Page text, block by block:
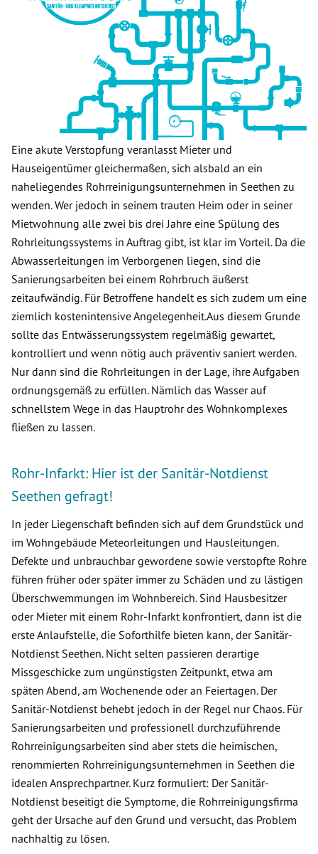
Eine akute Verstopfung veranlasst Mieter und
Hauseigentümer gleichermaßen, sich alsbald an ein
naheliegendes Rohrreinigungsunternehmen in Seethen zu
wenden. Wer jedoch in seinem trauten Heim oder in seiner
Mietwohnung alle zwei bis drei Jahre eine Spülung des
Rohrleitungssystems in Auftrag gibt, ist klar im Vorteil. Da die
Abwasserleitungen im Verborgenen liegen, sind die
Sanierungsarbeiten bei einem Rohrbruch äußerst
zeitaufwändig. Für Betroffene handelt es sich zudem um eine
ziemlich kostenintensive Angelegenheit.Aus diesem Grunde
sollte das Entwässerungssystem regelmäßig gewartet,
kontrolliert und wenn nötig auch präventiv saniert werden.
Nur dann sind die Rohrleitungen in der Lage, ihre Aufgaben
ordnungsgemäß zu erfüllen. Nämlich das Wasser auf
schnellstem Wege in das Hauptrohr des Wohnkomplexes
fließen zu lassen.
Rohr-Infarkt: Hier ist der Sanitär-Notdienst
Seethen gefragt!
In jeder Liegenschaft befinden sich auf dem Grundstück und
im Wohngebäude Meteorleitungen und Hausleitungen.
Defekte und unbrauchbar gewordene sowie verstopfte Rohre
führen früher oder später immer zu Schäden und zu lästigen
Überschwemmungen im Wohnbereich. Sind Hausbesitzer
oder Mieter mit einem Rohr-Infarkt konfrontiert, dann ist die
erste Anlaufstelle, die Soforthilfe bieten kann, der Sanitär-
Notdienst Seethen. Nicht selten passieren derartige
Missgeschicke zum ungünstigsten Zeitpunkt, etwa am
späten Abend, am Wochenende oder an Feiertagen. Der
Sanitär-Notdienst behebt jedoch in der Regel nur Chaos. Für
Sanierungsarbeiten und professionell durchzuführende
Rohrreinigungsarbeiten sind aber stets die heimischen,
renommierten Rohrreinigungsunternehmen in Seethen die
idealen Ansprechpartner. Kurz formuliert: Der Sanitär-
Notdienst beseitigt die Symptome, die Rohrreinigungsfirma
geht der Ursache auf den Grund und versucht, das Problem
nachhaltig zu lösen.